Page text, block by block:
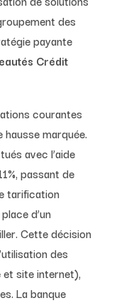
des
payante
Crédit
courantes
marquée.
avec l’aide
passant de
tarification
d’un
Cette décision
des
site internet),
La banque